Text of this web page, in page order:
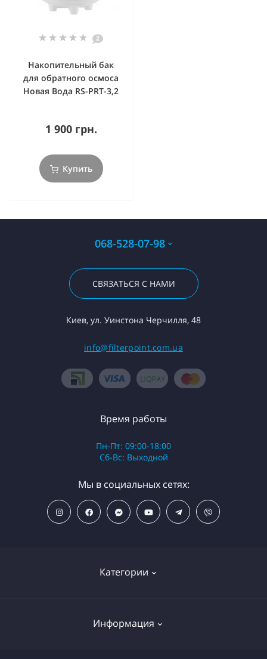
2
Накопительный бак
для обратного осмоса
Новая Вода RS-PRT-3,2
1 900 грн.
Купить
068-528-07-98
СВЯЗАТЬСЯ С НАМИ
Киев, ул. Уинстона Черчилля, 48
info@filterpoint.com.ua
Категории
ПОПУЛЯРНЫЕ ТОВАРЫ
Информация
Время работы
Пн-Пт: 09:00-18:00
Сб-Вс: Выходной
Мы в социальных сетях: